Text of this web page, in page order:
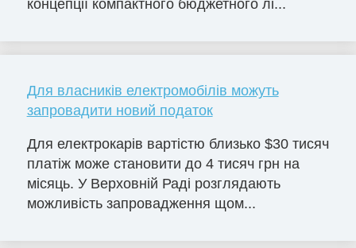
концепції компактного бюджетного лі...
Для власників електромобілів можуть
запровадити новий податок
Для електрокарів вартістю близько $30 тисяч
платіж може становити до 4 тисяч грн на
місяць. У Верховній Раді розглядають
можливість запровадження щом...